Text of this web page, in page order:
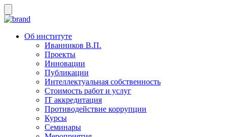
Об институте
Иванников В.П.
Проекты
Инновации
Публикации
Интеллектуальная собственность
Стоимость работ и услуг
IT аккредитация
Противодействие коррупции
Курсы
Семинары